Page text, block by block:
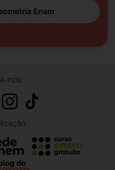
Enem
nos: